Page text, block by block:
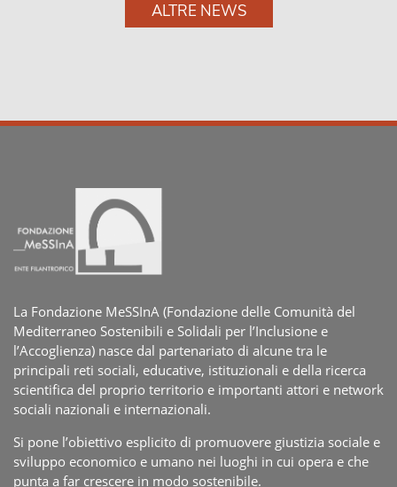
ALTRE NEWS
La Fondazione MeSSInA (Fondazione delle Comunità del
Mediterraneo Sostenibili e Solidali per l’Inclusione e
l’Accoglienza) nasce dal partenariato di alcune tra le
principali reti sociali, educative, istituzionali e della ricerca
scientifica del proprio territorio e importanti attori e network
sociali nazionali e internazionali.
Si pone l’obiettivo esplicito di promuovere giustizia sociale e
sviluppo economico e umano nei luoghi in cui opera e che
punta a far crescere in modo sostenibile.